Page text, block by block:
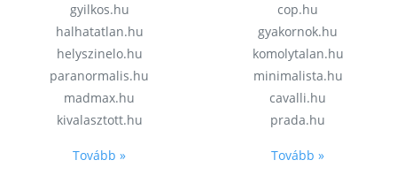
gyilkos.hu
halhatatlan.hu
helyszinelo.hu
paranormalis.hu
madmax.hu
kivalasztott.hu
Tovább »
cop.hu
gyakornok.hu
komolytalan.hu
minimalista.hu
cavalli.hu
prada.hu
Tovább »